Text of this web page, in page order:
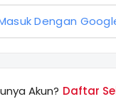
Dengan
Akun? Daftar